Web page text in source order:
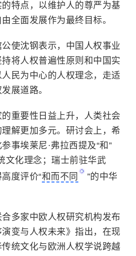
特点，以维护人的尊严为基
全面发展作为最终目标。
使沈钢表示，中国人权事业
将人权普遍性原则和中国实
民为中心的人权理念，走适
展道路。
重要性日益上升，人类社会
解更加多元。研讨会上，希
事埃莱尼·弗拉西提及“和”
文化理念；瑞士前驻华武
度评价“和而不同
”的中华
多家中欧人权研究机构发布
变与人权未来》指出，在现
统文化与欧洲人权学说跨越